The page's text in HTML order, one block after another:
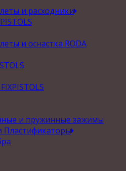
и расходники
и оснастка RODA
и пружинные зажимы
Пластификаторы